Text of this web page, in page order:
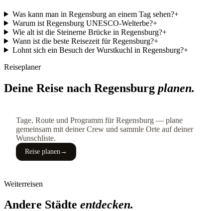
Was kann man in Regensburg an einem Tag sehen?+
Warum ist Regensburg UNESCO-Welterbe?+
Wie alt ist die Steinerne Brücke in Regensburg?+
Wann ist die beste Reisezeit für Regensburg?+
Lohnt sich ein Besuch der Wurstkuchl in Regensburg?+
Reiseplaner
Deine Reise nach Regensburg planen.
Tage, Route und Programm für Regensburg — plane
gemeinsam mit deiner Crew und sammle Orte auf deiner
Wunschliste.
Reise planen →
Weiterreisen
Andere Städte entdecken.